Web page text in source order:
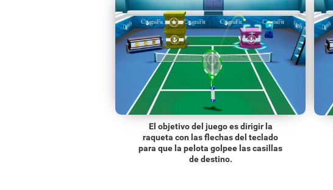
El objetivo del juego es dirigir la
raqueta con las flechas del teclado
para que la pelota golpee las casillas
de destino.